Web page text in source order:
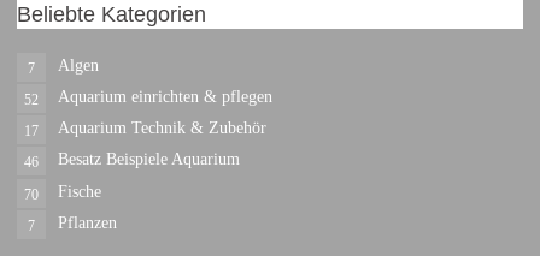
Beliebte Kategorien
Algen
7
Aquarium einrichten & pflegen
52
Aquarium Technik & Zubehör
17
Besatz Beispiele Aquarium
46
Fische
70
Pflanzen
7